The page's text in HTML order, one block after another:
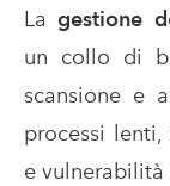
La gestione
un collo di
scansione e
processi
e vulnerabilità